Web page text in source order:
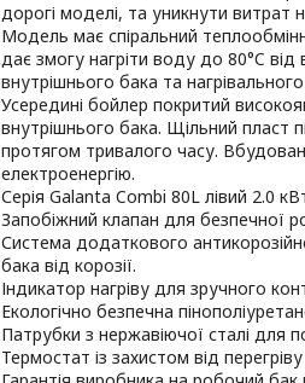
дорогі моделі, та уникнути витрат
Модель має спіральний
дає змогу нагріти воду до 80°C
внутрішнього бака та
Усередині бойлер покритий
внутрішнього бака. Щільний пласт
протягом тривалого часу.
електроенергію.
Серія Galanta Combi 80L лівий 2.0
Запобіжний клапан для безпечної
Система додаткового
бака від корозії.
Індикатор нагріву для зручного
Екологічно безпечна
Патрубки з нержавіючої сталі для
Термостат із захистом від